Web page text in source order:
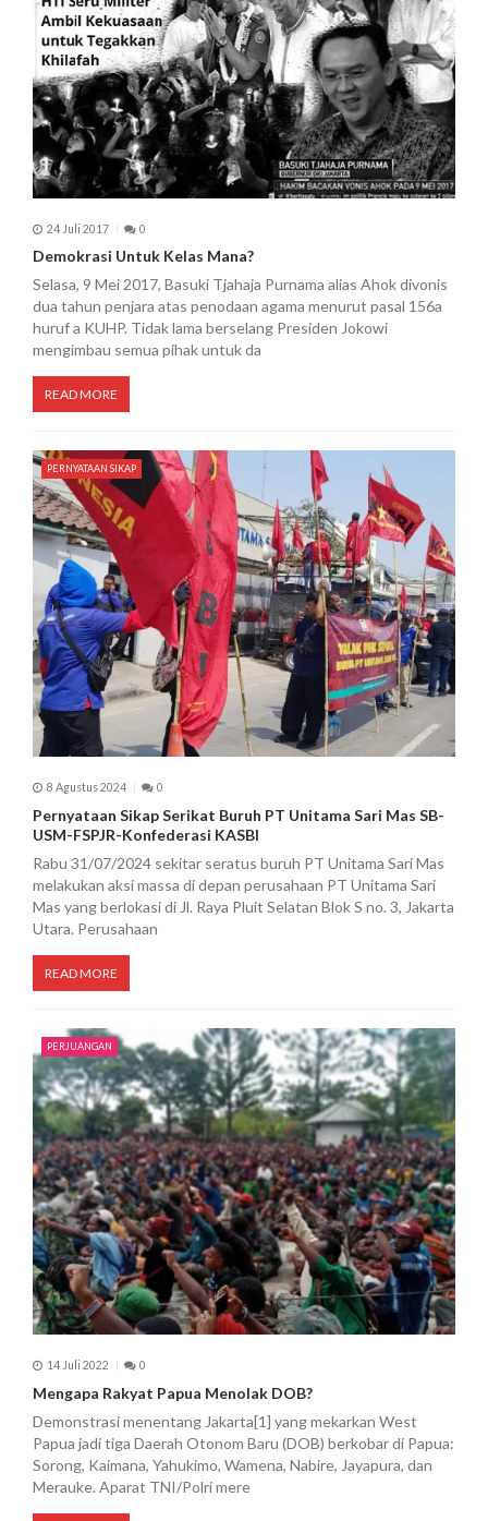
o
s
24 Juli 2017 0
Demokrasi Untuk Kelas Mana?
Selasa, 9 Mei 2017, Basuki Tjahaja Purnama alias Ahok divonis
dua tahun penjara atas penodaan agama menurut pasal 156a
huruf a KUHP. Tidak lama berselang Presiden Jokowi
mengimbau semua pihak untuk da
READ MORE
PERNYATAAN SIKAP
8 Agustus 2024 0
Pernyataan Sikap Serikat Buruh PT Unitama Sari Mas SB-
USM-FSPJR-Konfederasi KASBI
Rabu 31/07/2024 sekitar seratus buruh PT Unitama Sari Mas
melakukan aksi massa di depan perusahaan PT Unitama Sari
Mas yang berlokasi di Jl. Raya Pluit Selatan Blok S no. 3, Jakarta
Utara. Perusahaan
READ MORE
PERJUANGAN
14 Juli 2022 0
Mengapa Rakyat Papua Menolak DOB?
Demonstrasi menentang Jakarta[1] yang mekarkan West
Papua jadi tiga Daerah Otonom Baru (DOB) berkobar di Papua:
Sorong, Kaimana, Yahukimo, Wamena, Nabire, Jayapura, dan
Merauke. Aparat TNI/Polri mere